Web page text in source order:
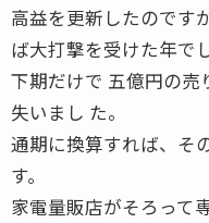
高益を更新したのです
ば大打撃を受けた年で
下期だけで 五億円の売
失いまし た。
通期に換算すれば、そ
す。
家電量販店がそろって